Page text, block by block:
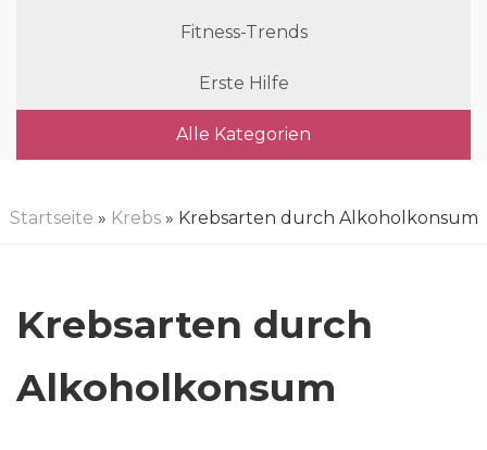
Fitness-Trends
Erste Hilfe
Alle Kategorien
Startseite » Krebs» Krebsarten durch Alkoholkonsum
Krebsarten durch
Alkoholkonsum